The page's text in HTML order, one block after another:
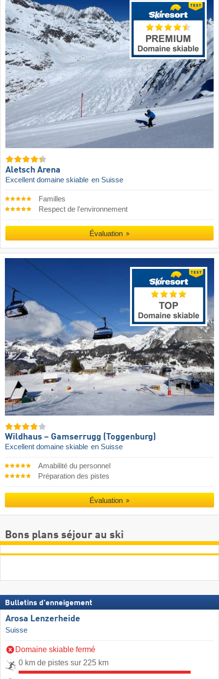
Aletsch Arena
Excellent domaine skiable en Suisse
Familles
Respect de l'environnement
Évaluation
Wildhaus – Gamserrugg (Toggenburg)
Excellent domaine skiable en Suisse
Amabilité du personnel
Préparation des pistes
Évaluation
Bons plans séjour au ski
Bulletins d'enneigement
Arosa Lenzerheide
Suisse
Domaine skiable fermé
0 km de pistes sur 225 km